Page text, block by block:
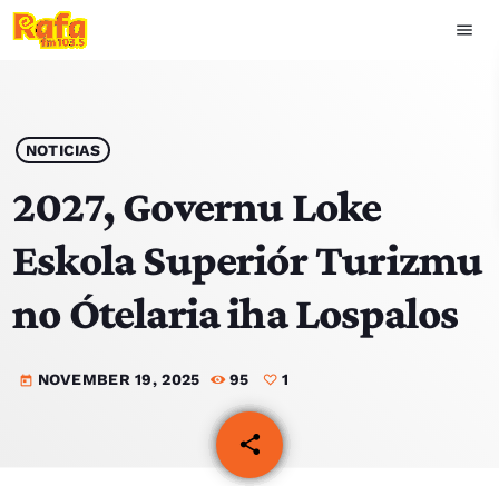
menu
play_arrow OUVIR RAFA
HOME
NOTISIA
EKIPA
NOTICIAS
2027, Governu Loke
Eskola Superiór Turizmu
no Ótelaria iha Lospalos
today NOVEMBER 19, 2025 95 1
share
email